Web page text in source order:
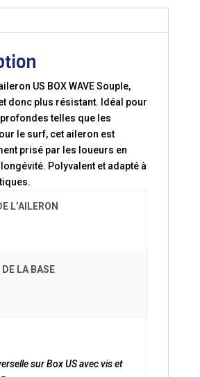
US BOX WAVE Souple,
donc plus résistant. Idéal pour
profondes telles que les
le surf, cet aileron est
prisé par les loueurs en
Polyvalent et adapté à
L’AILERON
DE LA BASE
sur Box US avec vis et